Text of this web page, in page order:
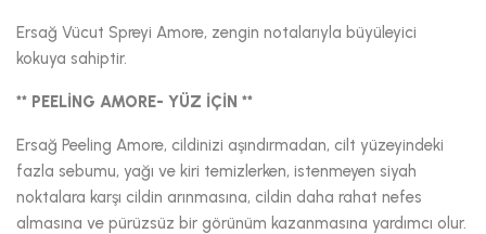
Ersağ Vücut Spreyi Amore, zengin notalarıyla büyüleyici
kokuya sahiptir.
** PEELİNG AMORE- YÜZ İÇİN **
Ersağ Peeling Amore, cildinizi aşındırmadan, cilt yüzeyindeki
fazla sebumu, yağı ve kiri temizlerken, istenmeyen siyah
noktalara karşı cildin arınmasına, cildin daha rahat nefes
almasına ve pürüzsüz bir görünüm kazanmasına yardımcı olur.